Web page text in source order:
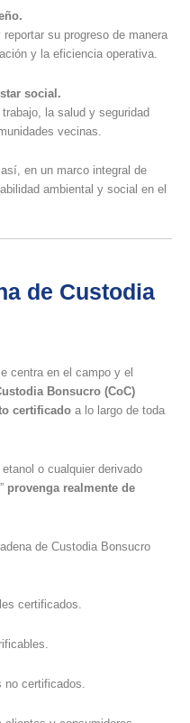
reportar su progreso de manera
y la eficiencia operativa.
social.
la salud y seguridad
vecinas.
en un marco integral de
ambiental y social en el
de Custodia
centra en el campo y el
Bonsucro (CoC)
certificado a lo largo de toda
o cualquier derivado
provenga realmente de
de Custodia Bonsucro
certificados.
certificados.